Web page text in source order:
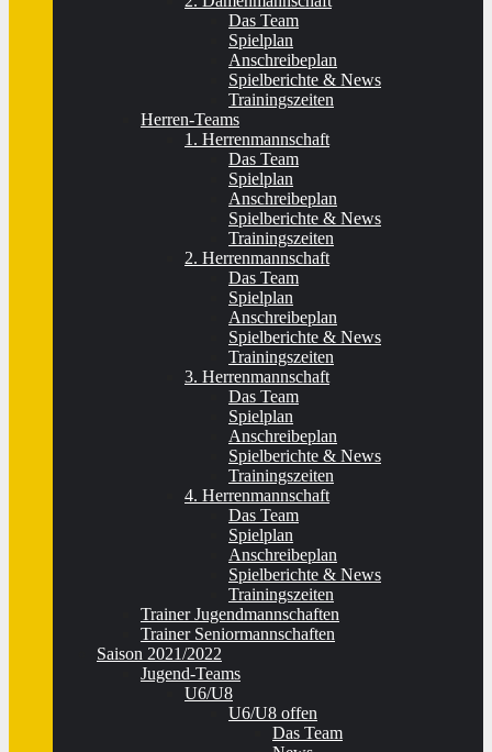
Das Team
Spielplan
Anschreibeplan
Spielberichte & News
Trainingszeiten
Herren-Teams
1. Herrenmannschaft
Das Team
Spielplan
Anschreibeplan
Spielberichte & News
Trainingszeiten
2. Herrenmannschaft
Das Team
Spielplan
Anschreibeplan
Spielberichte & News
Trainingszeiten
3. Herrenmannschaft
Das Team
Spielplan
Anschreibeplan
Spielberichte & News
Trainingszeiten
4. Herrenmannschaft
Das Team
Spielplan
Anschreibeplan
Spielberichte & News
Trainingszeiten
Trainer Jugendmannschaften
Trainer Seniormannschaften
Saison 2021/2022
Jugend-Teams
U6/U8
U6/U8 offen
Das Team